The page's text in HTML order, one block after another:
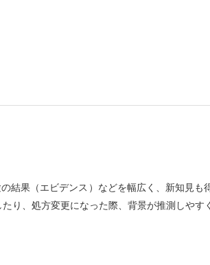
結果（エビデンス）などを幅広く、新知見
り、処方変更になった際、背景が推測しやす